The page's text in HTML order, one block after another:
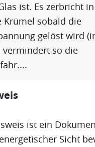
ist. Es zerbricht
Krümel sobald die
gelöst wird
vermindert so die
ist ein
Sicht